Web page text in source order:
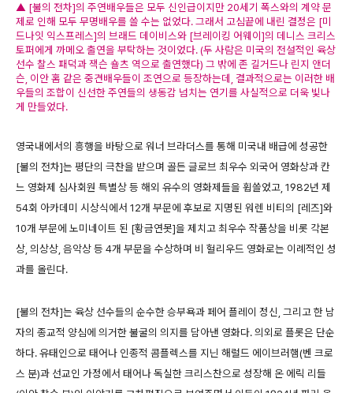
▲ [불의 전차]의 주연배우들은 모두 신인급이지만 20세기 폭스와의 계약 문
제로 인해 모두 무명배우를 쓸 수는 없었다. 그래서 고심끝에 내린 결정은 [미
드나잇 익스프레스]의 브래드 데이비스와 [브레이킹 어웨이]의 데니스 크리스
토퍼에게 까메오 출연을 부탁하는 것이었다. (두 사람은 미국의 전설적인 육상
선수 찰스 패덕과 잭슨 숄츠 역으로 출연했다) 그 밖에 존 길거드나 린지 앤더
슨, 이안 홈 같은 중견배우들이 조연으로 등장하는데, 결과적으로는 이러한 배
우들의 조합이 신선한 주연들의 생동감 넘치는 연기를 사실적으로 더욱 빛나
게 만들었다.
영국내에서의 흥행을 바탕으로 워너 브라더스를 통해 미국내 배급에 성공한
[불의 전차]는 평단의 극찬을 받으며 골든 글로브 최우수 외국어 영화상과 칸
느 영화제 심사회원 특별상 등 해외 유수의 영화제들을 휩쓸었고, 1982년 제
54회 아카데미 시상식에서 12개 부문에 후보로 지명된 워렌 비티의 [레즈]와
10개 부문에 노미네이트 된 [황금연못]을 제치고 최우수 작품상을 비롯 각본
상, 의상상, 음악상 등 4개 부문을 수상하며 비 헐리우드 영화로는 이례적인 성
과를 올린다.
[불의 전차]는 육상 선수들의 순수한 승부욕과 페어 플레이 정신, 그리고 한 남
자의 종교적 양심에 의거한 불굴의 의지를 담아낸 영화다. 의외로 플롯은 단순
하다. 유태인으로 태어나 인종적 콤플렉스를 지닌 해럴드 에이브러햄(벤 크로
스 분)과 선교인 가정에서 태어나 독실한 크리스찬으로 성장해 온 에릭 리들